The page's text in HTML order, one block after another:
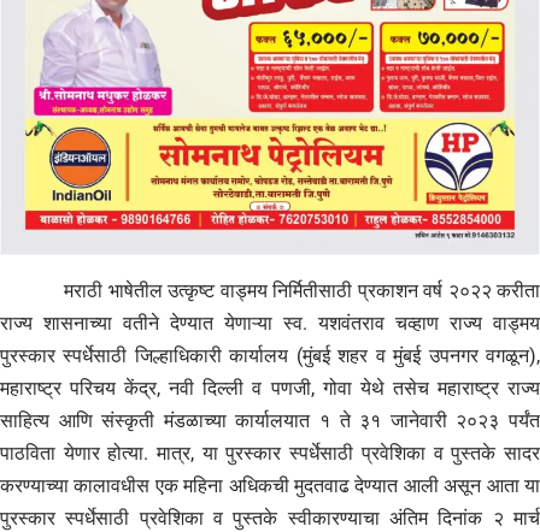
मराठी भाषेतील उत्कृष्ट वाड्मय निर्मितीसाठी प्रकाशन वर्ष २०२२ करीता
राज्य शासनाच्या वतीने देण्यात येणाऱ्या स्व. यशवंतराव चव्हाण राज्य वाड्मय
पुरस्कार स्पर्धेसाठी जिल्हाधिकारी कार्यालय (मुंबई शहर व मुंबई उपनगर वगळून),
महाराष्ट्र परिचय केंद्र, नवी दिल्ली व पणजी, गोवा येथे तसेच महाराष्ट्र राज्य
साहित्य आणि संस्कृती मंडळाच्या कार्यालयात १ ते ३१ जानेवारी २०२३ पर्यंत
पाठविता येणार होत्या. मात्र, या पुरस्कार स्पर्धेसाठी प्रवेशिका व पुस्तके सादर
करण्याच्या कालावधीस एक महिना अधिकची मुदतवाढ देण्यात आली असून आता या
पुरस्कार स्पर्धेसाठी प्रवेशिका व पुस्तके स्वीकारण्याचा अंतिम दिनांक २ मार्च